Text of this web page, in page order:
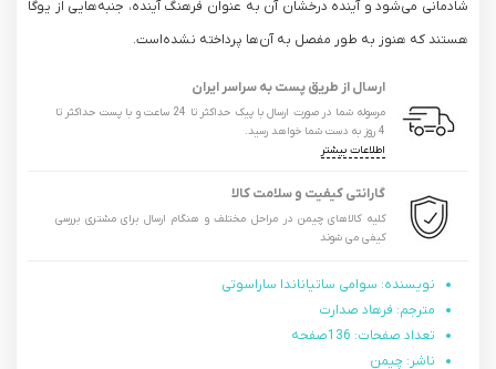
شادمانی می‌شود و آینده درخشان آن به عنوان فرهنگ آینده، جنبه‌هایی از یوگا
هستند که هنوز به طور مفصل به آن‌ها پرداخته نشده‌است.
ارسال از طریق پست به سراسر ایران
مرسوله شما در صورت ارسال با پیک حداکثر تا 24 ساعت و با پست حداکثر تا
4 روز به دست شما خواهد رسید.
اطلاعات بیشتر
گارانتی کیفیت و سلامت کالا
کلیه کالاهای چیمن در مراحل مختلف و هنگام ارسال برای مشتری بررسی
کیفی می شوند
نویسنده: سوامی ساتیاناندا ساراسوتی
مترجم: فرهاد صدارت
تعداد صفحات: 136صفحه
ناشر: چیمن